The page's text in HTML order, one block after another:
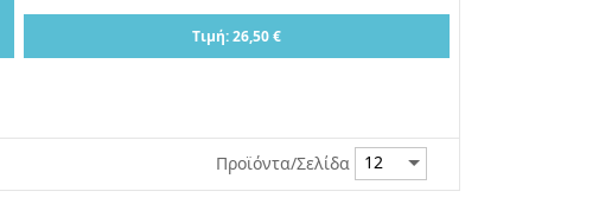
Τιμή: 26,50 €
Προϊόντα/Σελίδα